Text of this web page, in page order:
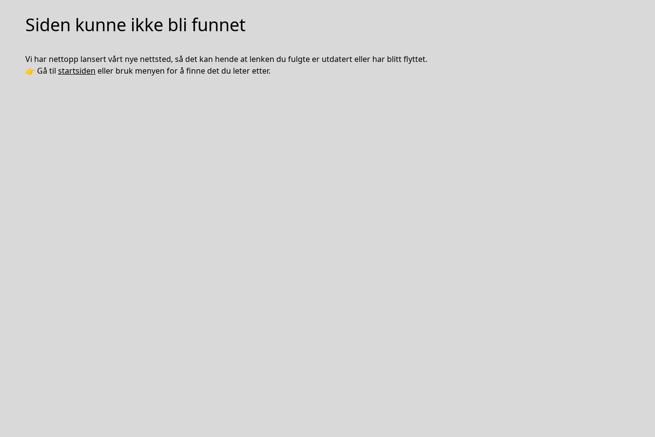
Siden kunne ikke bli funnet
Vi har nettopp lansert vårt nye nettsted, så det kan hende at lenken du fulgte er utdatert eller har blitt flyttet.
👉 Gå til startsiden eller bruk menyen for å finne det du leter etter.